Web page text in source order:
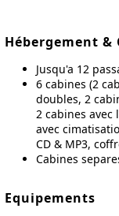
Hébergement &
Jusqu'a 12
6 cabines (2
doubles, 2
2 cabines avec
avec
CD & MP3,
Cabines
Equipements